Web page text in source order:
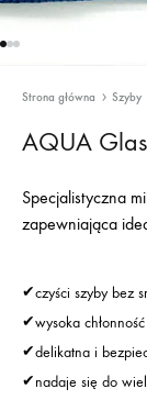
Strona główna Szyby
AQUA
Specjalistyczna
zapewniająca
✔czyści szyby bez
✔wysoka
✔delikatna i
✔nadaje się do